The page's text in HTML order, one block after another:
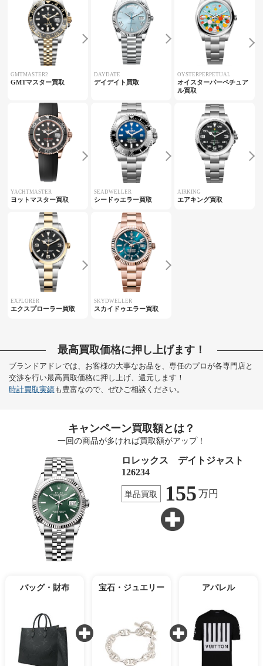
GMTMASTER2
GMTマスター買取
DAYDATE
デイデイト買取
OYSTERPERPETUAL
オイスターパーペチュア
ル買取
YACHTMASTER
ヨットマスター買取
SEADWELLER
シードゥエラー買取
AIRKING
エアキング買取
EXPLORER
エクスプローラー買取
SKYDWELLER
スカイドゥエラー買取
最高買取価格に押し上げます！
ブランドアドレでは、お客様の大事なお品を、専任のプロが各専門店と
交渉を行い最高買取価格に押し上げ、還元します！
時計買取実績も豊富なので、ぜひご相談ください。
キャンペーン買取額とは？
一回の商品が多ければ買取額がアップ！
ロレックス デイトジャスト
126234
単品買取 155 万円
バッグ・財布 宝石・ジュエリー アパレル